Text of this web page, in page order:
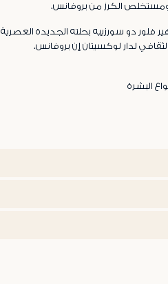
ومستخلص الكرز من بروفانس.
فلور دو سورزييه بحلته الجديدة العصرية
لدار لوكسيتان إن بروفانس.
البشرة